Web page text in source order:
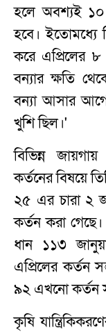
হলে অবশ্যই ১০
হবে। ইতোমধ্যে
করে এপ্রিলের
বন্যার ক্ষতি
বন্যা আসার
খুশি ছিল।'
বিভিন্ন
কর্তনের বিষয়ে
২৫ এর চারা ২
কর্তন করা
ধান ১১৩
এপ্রিলের কর্তন
৯২ এখনো কর্তন
কৃষি